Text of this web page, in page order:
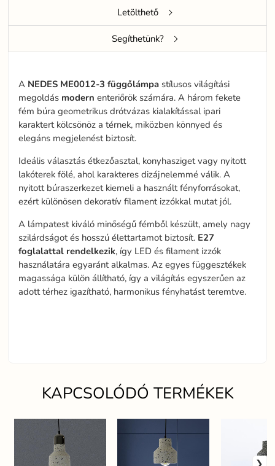
Letölthető
Segíthetünk?
A NEDES ME0012-3 függőlámpa stílusos világítási
megoldás modern enteriőrök számára. A három fekete
fém búra geometrikus drótvázas kialakítással ipari
karaktert kölcsönöz a térnek, miközben könnyed és
elegáns megjelenést biztosít.
Ideális választás étkezőasztal, konyhasziget vagy nyitott
lakóterek fölé, ahol karakteres dizájnelemmé válik. A
nyitott búraszerkezet kiemeli a használt fényforrásokat,
ezért különösen dekoratív filament izzókkal mutat jól.
A lámpatest kiváló minőségű fémből készült, amely nagy
szilárdságot és hosszú élettartamot biztosít. E27
foglalattal rendelkezik, így LED és filament izzók
használatára egyaránt alkalmas. Az egyes függesztékek
magassága külön állítható, így a világítás egyszerűen az
adott térhez igazítható, harmonikus fényhatást teremtve.
KAPCSOLÓDÓ TERMÉKEK